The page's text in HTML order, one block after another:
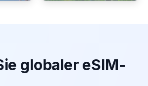
globaler eSIM-